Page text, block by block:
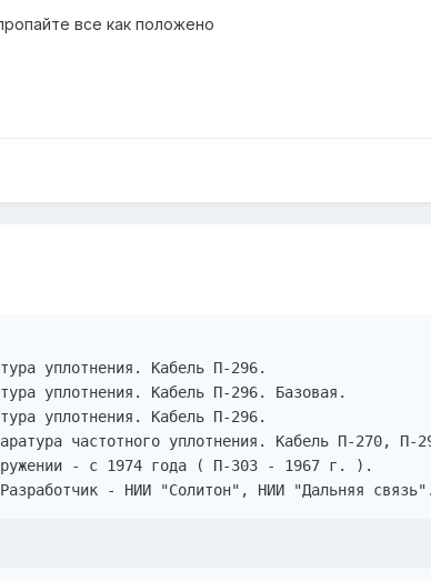
все как положено
уплотнения. Кабель П-296.
уплотнения. Кабель П-296. Базовая.
уплотнения. Кабель П-296.
частотного уплотнения. Кабель П-270, П-
- с 1974 года ( П-303 - 1967 г. ).
- НИИ "Солитон", НИИ "Дальняя